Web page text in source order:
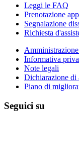
Leggi le FAQ
Prenotazione
Segnalazione
Richiesta
Informativa
Note legali
Dichiarazione di
Piano di
Seguici su